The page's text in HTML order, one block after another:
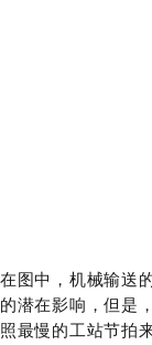
在图中，机械输送
的潜在影响，但是
照最慢的工站节拍